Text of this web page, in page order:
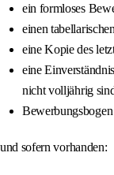
ein formloses
einen
eine Kopie des
eine
nicht volljährig
und sofern vorhanden: